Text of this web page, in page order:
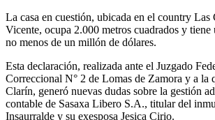
La casa en cuestión, ubicada en el country Las
Vicente, ocupa 2.000 metros cuadrados y tiene
no menos de un millón de dólares.
Esta declaración, realizada ante el Juzgado
Correccional N° 2 de Lomas de Zamora y a la
Clarín, generó nuevas dudas sobre la gestión
contable de Sasaxa Libero S.A., titular del
Insaurralde y su exesposa Jesica Cirio.